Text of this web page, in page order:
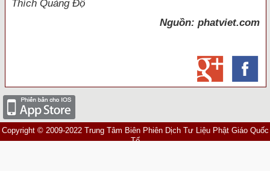
Thích Quảng Độ
Nguồn: phatviet.com
Copyright © 2009-2022 Trung Tâm Biên Phiên Dịch Tư Liệu Phật Giáo Quốc
Tế